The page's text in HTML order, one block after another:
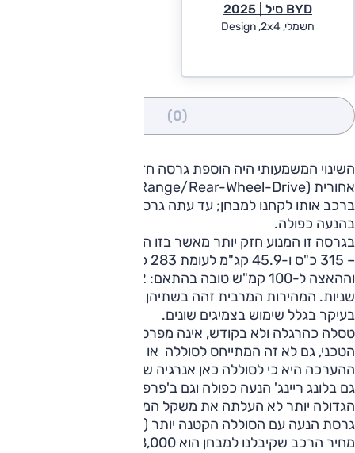
BYD סיל | 2025
חשמלי, Design ,2x4
(0)
השינוי המשמעותי היה הוספת גרסה חדשה: טווח ארוך בהנעה
ברכב אותו לקחנו למבחן; עד עתה גרסת לונג ריינג' הוצעה רק
בהנעה כפולה.
בגרסה זו המנוע חזק יותר מאשר בזו האחורית עם הטווח הרגיל
בעיקר בגלל שימוש בצמיגים שונים.
טסלה כהרגלה ולא בקודש, אינה מפרסמת את מלוא המפרט
הטכני, גם לא זה המתייחס לסוללה או להספק הטעינה.
גם בלונג ריינג' הנעה כפולה וגם ב'פרפורמנס'. במפתיע הסוללה
הגדולה יותר לא העלתה את משקל המכונית בהשוואה לאותה
גרסת הנעה עם הסוללה הקטנה יותר (שתיהן סביבות 1.75 טון).
מחיר הרכב שקיבלנו למבחן הוא 228,000 שקלים.